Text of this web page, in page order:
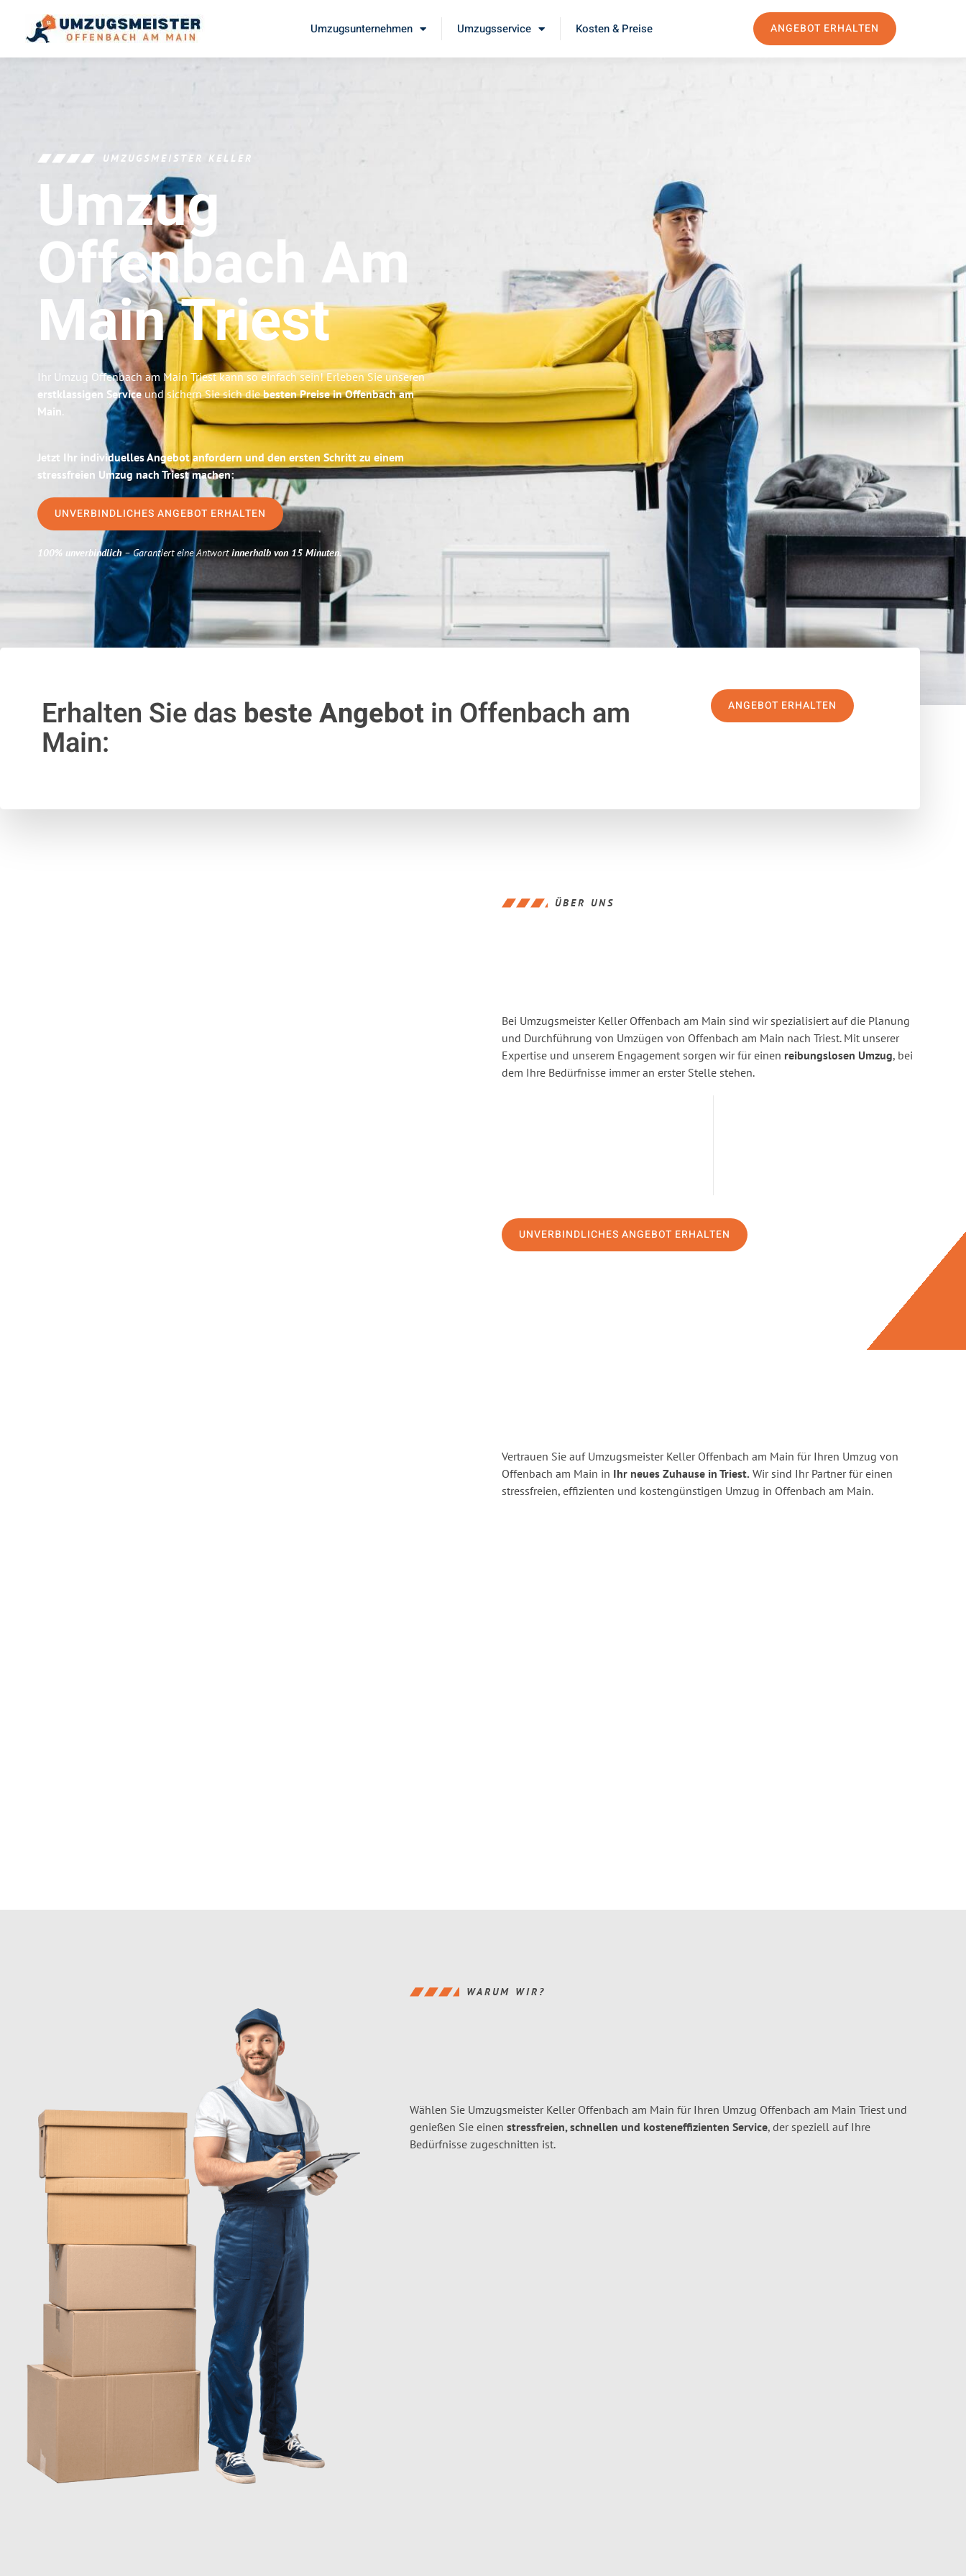
Umzugsunternehmen Umzugsservice Kosten & Preise ANGEBOT ERHALTEN
UMZUGSMEISTER KELLER
Umzug
Offenbach Am
MainTriest
Ihr Umzug Offenbach am Main Triest kann so einfach sein! Erleben Sie unseren
erstklassigen Serviceund sichern Sie sich diebesten Preise in Offenbach am
Main.
Jetzt Ihr individuelles Angebot anfordern und den ersten Schritt zu einem
stressfreien Umzug nach Triest machen:
UNVERBINDLICHES ANGEBOT ERHALTEN
100% unverbindlich– Garantiert eine Antwortinnerhalb von 15 Minuten.
Erhalten Sie das beste Angebotin Offenbach am
Main:
ANGEBOT ERHALTEN
ÜBER UNS
Bei Umzugsmeister Keller Offenbach am Main sind wir spezialisiert auf die Planung
und Durchführung von Umzügen von Offenbach am Main nach Triest. Mit unserer
Expertise und unserem Engagement sorgen wir für einen reibungslosen Umzug, bei
dem Ihre Bedürfnisse immer an erster Stelle stehen.
UNVERBINDLICHES ANGEBOT ERHALTEN
Vertrauen Sie auf Umzugsmeister Keller Offenbach am Main für Ihren Umzug von
Offenbach am Main in Ihr neues Zuhause in Triest. Wir sind Ihr Partner für einen
stressfreien, effizienten und kostengünstigen Umzug in Offenbach am Main.
WARUM WIR?
Wählen Sie Umzugsmeister Keller Offenbach am Main für Ihren Umzug Offenbach am Main Triest und
genießen Sie einen stressfreien, schnellen und kosteneffizienten Service, der speziell auf Ihre
Bedürfnisse zugeschnitten ist.